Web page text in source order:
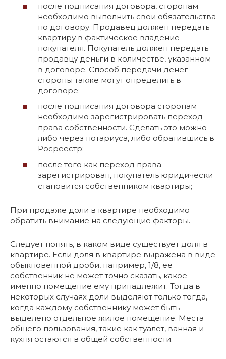
после подписания договора, сторонам
необходимо выполнить свои обязательства
по договору. Продавец должен передать
квартиру в фактическое владение
покупателя. Покупатель должен передать
продавцу деньги в количестве, указанном
в договоре. Способ передачи денег
стороны также могут определить в
договоре;
после подписания договора сторонам
необходимо зарегистрировать переход
права собственности. Сделать это можно
либо через нотариуса, либо обратившись в
Росреестр;
после того как переход права
зарегистрирован, покупатель юридически
становится собственником квартиры;
При продаже доли в квартире необходимо
обратить внимание на следующие факторы.
Следует понять, в каком виде существует доля в
квартире. Если доля в квартире выражена в виде
обыкновенной дроби, например, 1/8, ее
собственник не может точно сказать, какое
именно помещение ему принадлежит. Тогда в
некоторых случаях доли выделяют только тогда,
когда каждому собственнику может быть
выделено отдельное жилое помещение. Места
общего пользования, такие как туалет, ванная и
кухня остаются в общей собственности.